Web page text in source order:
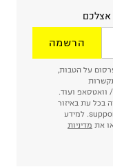
אצלכם
הרשמה
על הטבות,
וואטסאפ ועוד.
בכל עת באיזור
האישי או בפנייה לsupport@terminalx.com. למידע
את מדיניות